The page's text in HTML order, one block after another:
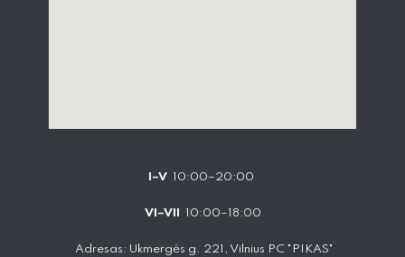
I–V 10:00–20:00
VI–VII 10:00–18:00
Adresas: Ukmergės g. 221, Vilnius PC "PIKAS"